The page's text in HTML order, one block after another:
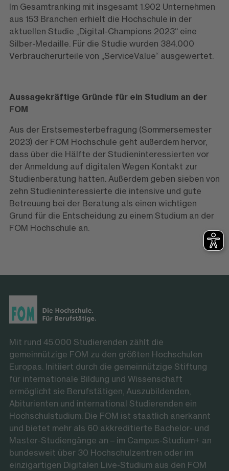
Im Gesamtranking mit insgesamt 1.902 Unternehmen
aus 153 Branchen erhielt die Hochschule in der
aktuellen Studie „Digital-Champions 2023“ eine
Silber-Medaille. Für die Studie wurden 384.000
Verbraucherurteile von „ServiceValue“ ausgewertet.
Aussagekräftige Gründe für ein Studium an der
FOM
Aus der Erstsemesterbefragung (Sommersemester
2023) der FOM Hochschule geht außerdem hervor,
dass über die Hälfte der Studieninteressierten vor
der Anmeldung auf digitalen Wegen Kontakt zur
Studienberatung hatten. Außerdem geben sieben von
zehn Studieninteressierte die intensive und gute
Betreuung bei der Beratung als einen wichtigen
Grund für die Entscheidung zu einem Studium an der
FOM Hochschule an.
Mit rund 45.000 Studierenden zählt die
gemeinnützige FOM zu den größten Hochschulen
Europas. Initiiert durch die gemeinnützige Stiftung
für internationale Bildung und Wissenschaft
ermöglicht sie Berufstätigen, Auszubildenden,
Abiturienten und international Studierenden ein
Hochschulstudium. Die FOM ist staatlich anerkannt
und bietet mehr als 60 akkreditierte Bachelor- und
Master-Studiengänge an – im Campus-Studium+ an
bundesweit über 30 Hochschulzentren oder im
einzigartigen Digitalen Live-Studium aus den FOM